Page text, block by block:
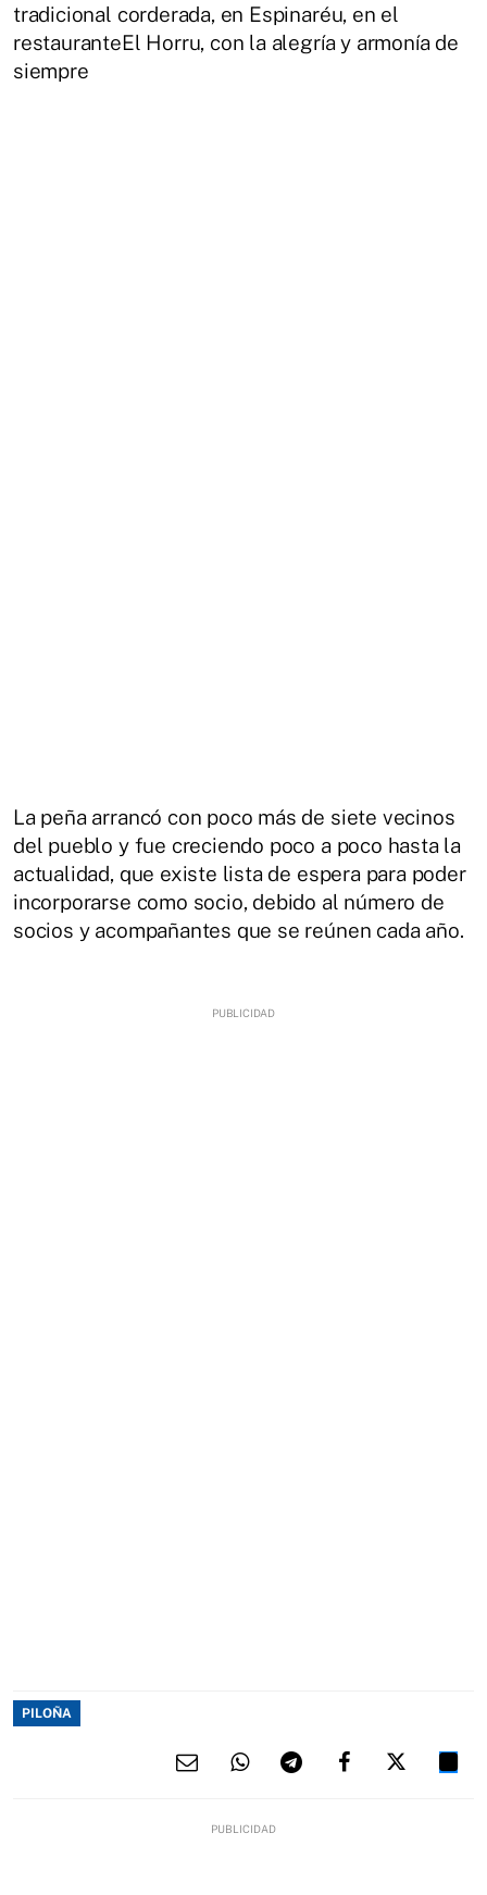
tradicional corderada, en Espinaréu, en el
restauranteEl Horru, con la alegría y armonía de
siempre
La peña arrancó con poco más de siete vecinos
del pueblo y fue creciendo poco a poco hasta la
actualidad, que existe lista de espera para poder
incorporarse como socio, debido al número de
socios y acompañantes que se reúnen cada año.
PILOÑA